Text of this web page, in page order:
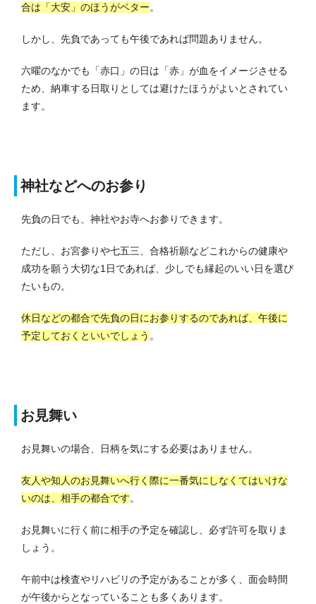
合は「大安」のほうがベター。
しかし、先負であっても午後であれば問題ありません。
六曜のなかでも「赤口」の日は「赤」が血をイメージさせる
ため、納車する日取りとしては避けたほうがよいとされてい
ます。
神社などへのお参り
先負の日でも、神社やお寺へお参りできます。
ただし、お宮参りや七五三、合格祈願などこれからの健康や
成功を願う大切な1日であれば、少しでも縁起のいい日を選び
たいもの。
休日などの都合で先負の日にお参りするのであれば、午後に
予定しておくといいでしょう 。
お見舞い
お見舞いの場合、日柄を気にする必要はありません。
友人や知人のお見舞いへ行く際に一番気にしなくてはいけな
いのは、相手の都合です。
お見舞いに行く前に相手の予定を確認し、必ず許可を取りま
しょう。
午前中は検査やリハビリの予定があることが多く、面会時間
が午後からとなっていることも多くあります。